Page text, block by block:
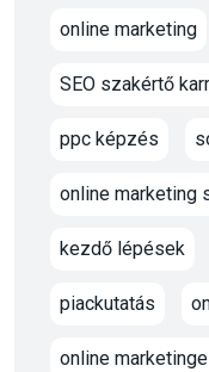
online marketing
SEO szakértő
ppc képzés
online marketing
kezdő lépések
piackutatás
online